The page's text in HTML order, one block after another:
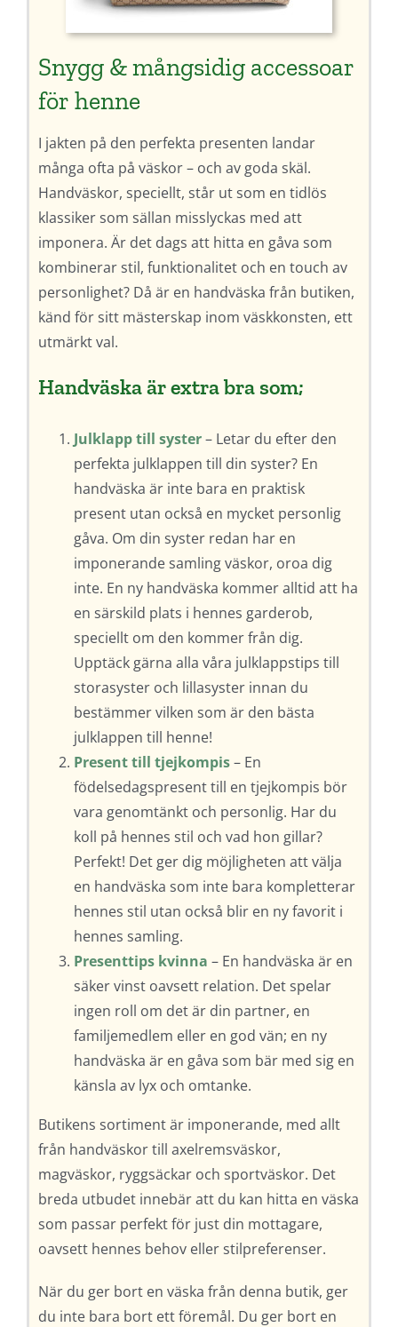
Snygg & mångsidig accessoar
för henne
I jakten på den perfekta presenten landar
många ofta på väskor – och av goda skäl.
Handväskor, speciellt, står ut som en tidlös
klassiker som sällan misslyckas med att
imponera. Är det dags att hitta en gåva som
kombinerar stil, funktionalitet och en touch av
personlighet? Då är en handväska från butiken,
känd för sitt mästerskap inom väskkonsten, ett
utmärkt val.
Handväska är extra bra som;
Julklapp till syster– Letar du efter den
perfekta julklappen till din syster? En
handväska är inte bara en praktisk
present utan också en mycket personlig
gåva. Om din syster redan har en
imponerande samling väskor, oroa dig
inte. En ny handväska kommer alltid att ha
en särskild plats i hennes garderob,
speciellt om den kommer från dig.
Upptäck gärna alla våra julklappstips till
storasyster och lillasyster innan du
bestämmer vilken som är den bästa
julklappen till henne!
Present till tjejkompis– En
födelsedagspresent till en tjejkompis bör
vara genomtänkt och personlig. Har du
koll på hennes stil och vad hon gillar?
Perfekt! Det ger dig möjligheten att välja
en handväska som inte bara kompletterar
hennes stil utan också blir en ny favorit i
hennes samling.
Presenttips kvinna – En handväska är en
säker vinst oavsett relation. Det spelar
ingen roll om det är din partner, en
familjemedlem eller en god vän; en ny
handväska är en gåva som bär med sig en
känsla av lyx och omtanke.
Butikens sortiment är imponerande, med allt
från handväskor till axelremsväskor,
magväskor, ryggsäckar och sportväskor. Det
breda utbudet innebär att du kan hitta en väska
som passar perfekt för just din mottagare,
oavsett hennes behov eller stilpreferenser.
När du ger bort en väska från denna butik, ger
du inte bara bort ett föremål. Du ger bort en